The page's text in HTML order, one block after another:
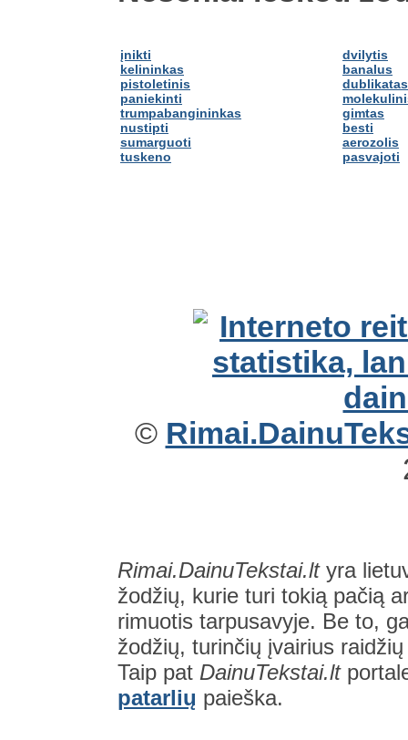
įnikti
kelininkas
pistoletinis
paniekinti
trumpabangininkas
nustipti
sumarguoti
tuskeno
dvilytis
banalus
dublikatas
gimtas
besti
aerozolis
pasvajoti
©
Rimai.DainuTekstai.ltyra
žodžių, kurie turi tokią pačią
rimuotis tarpusavyje. Be to,
žodžių, turinčių įvairius
Taip pat DainuTekstai.lt
patarlių paieška.